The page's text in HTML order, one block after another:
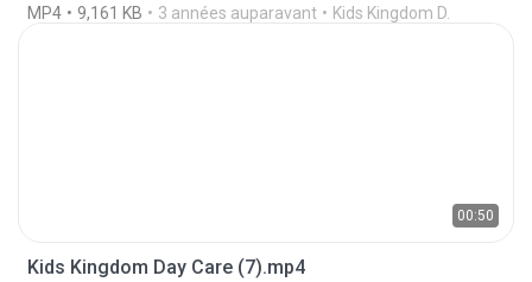
MP4 9,161 KB 3 années auparavant Kids Kingdom D.
00:50
Kids Kingdom Day Care (7).mp4